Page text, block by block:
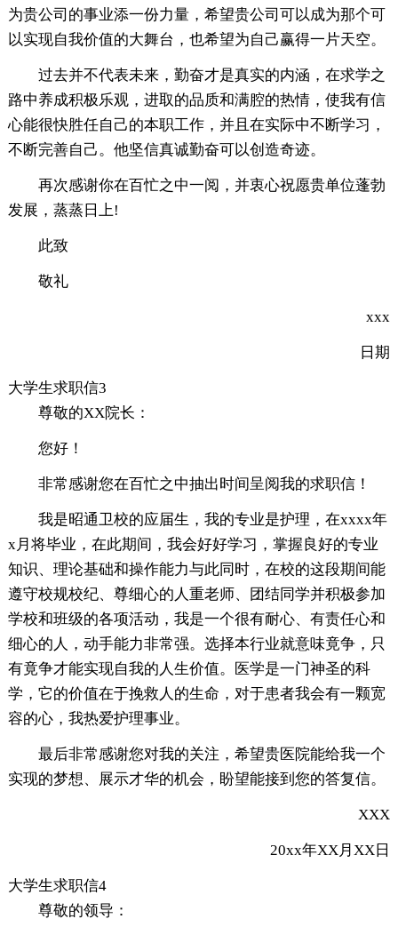
为贵公司的事业添一份力量，希望贵公司可以成为那个可
以实现自我价值的大舞台，也希望为自己赢得一片天空。
过去并不代表未来，勤奋才是真实的内涵，在求学之
路中养成积极乐观，进取的品质和满腔的热情，使我有信
心能很快胜任自己的本职工作，并且在实际中不断学习，
不断完善自己。他坚信真诚勤奋可以创造奇迹。
再次感谢你在百忙之中一阅，并衷心祝愿贵单位蓬勃
发展，蒸蒸日上!
此致
敬礼
xxx
日期
大学生求职信3
尊敬的XX院长：
您好！
非常感谢您在百忙之中抽出时间呈阅我的求职信！
我是昭通卫校的应届生，我的专业是护理，在xxxx年
x月将毕业，在此期间，我会好好学习，掌握良好的专业
知识、理论基础和操作能力与此同时，在校的这段期间能
遵守校规校纪、尊细心的人重老师、团结同学并积极参加
学校和班级的各项活动，我是一个很有耐心、有责任心和
细心的人，动手能力非常强。选择本行业就意味竟争，只
有竟争才能实现自我的人生价值。医学是一门神圣的科
学，它的价值在于挽救人的生命，对于患者我会有一颗宽
容的心，我热爱护理事业。
最后非常感谢您对我的关注，希望贵医院能给我一个
实现的梦想、展示才华的机会，盼望能接到您的答复信。
XXX
20xx年XX月XX日
大学生求职信4
尊敬的领导：